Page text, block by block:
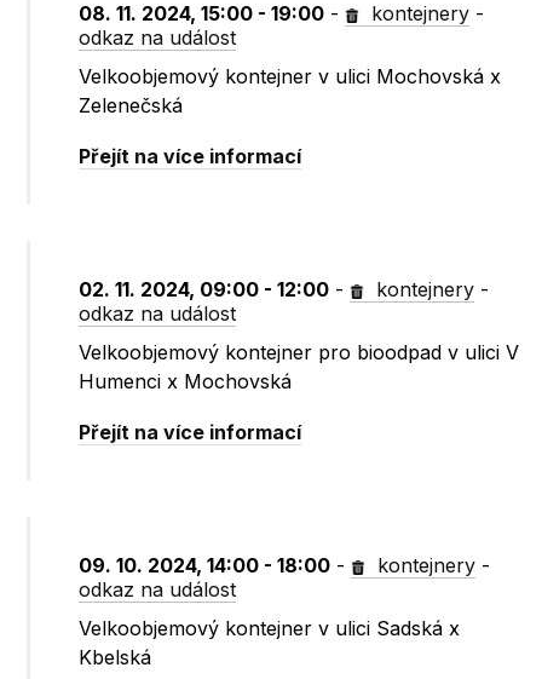
08. 11. 2024, 15:00 - 19:00 - kontejnery -
odkaz na událost
Velkoobjemový kontejner v ulici Mochovská x
Zelenečská
Přejít na více informací
02. 11. 2024, 09:00 - 12:00 - kontejnery -
odkaz na událost
Velkoobjemový kontejner pro bioodpad v ulici V
Humenci x Mochovská
Přejít na více informací
09. 10. 2024, 14:00 - 18:00 - kontejnery -
odkaz na událost
Velkoobjemový kontejner v ulici Sadská x
Kbelská